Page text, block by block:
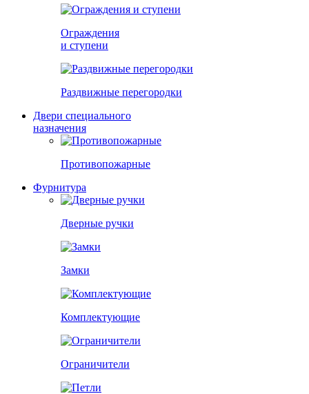
Ограждения
и ступени
Раздвижные перегородки
Двери специального
назначения
Противопожарные
Фурнитура
Дверные ручки
Замки
Комплектующие
Ограничители